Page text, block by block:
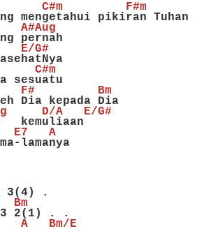
C#m         F#m
mengetahui pikiran Tuhan
A#Aug
pernah
E/G#
C#m
sesuatu
F#         Bm
Dia kepada Dia
D/A   E/G#
kemuliaan
E7   A
lamanya
3(4) .
2(1) . .
A   Bm/E